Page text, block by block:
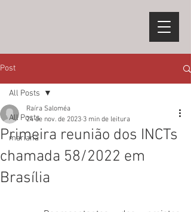
Post
All Posts
mariana
All Posts
Primeira reunião dos INCTs
chamada 58/2022 em
Brasília
Raíra Saloméa
24 de nov. de 2023 3 min de leitura